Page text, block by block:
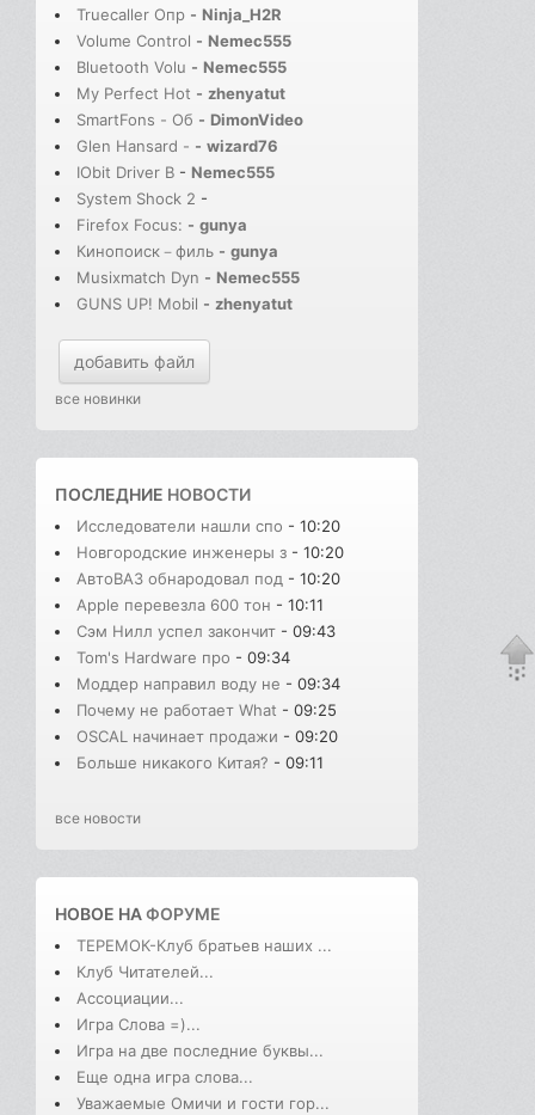
Truecaller Опр - Ninja_H2R
Volume Control - Nemec555
Bluetooth Volu - Nemec555
My Perfect Hot - zhenyatut
SmartFons - Об - DimonVideo
Glen Hansard - - wizard76
IObit Driver B - Nemec555
System Shock 2 -
Firefox Focus: - gunya
Кинопоиск－филь - gunya
Musixmatch Dyn - Nemec555
GUNS UP! Mobil - zhenyatut
добавить файл
все новинки
ПОСЛЕДНИЕ НОВОСТИ
Исследователи нашли спо - 10:20
Новгородские инженеры з - 10:20
АвтоВАЗ обнародовал под - 10:20
Apple перевезла 600 тон - 10:11
Сэм Нилл успел закончит - 09:43
Tom's Hardware про - 09:34
Моддер направил воду не - 09:34
Почему не работает What - 09:25
OSCAL начинает продажи - 09:20
Больше никакого Китая? - 09:11
все новости
НОВОЕ НАФОРУМЕ
ТЕРЕМОК-Клуб братьев наших ...
Клуб Читателей...
Ассоциации...
Игра Слова =)...
Игра на две последние буквы...
Еще одна игра слова...
Уважаемые Омичи и гости гор...